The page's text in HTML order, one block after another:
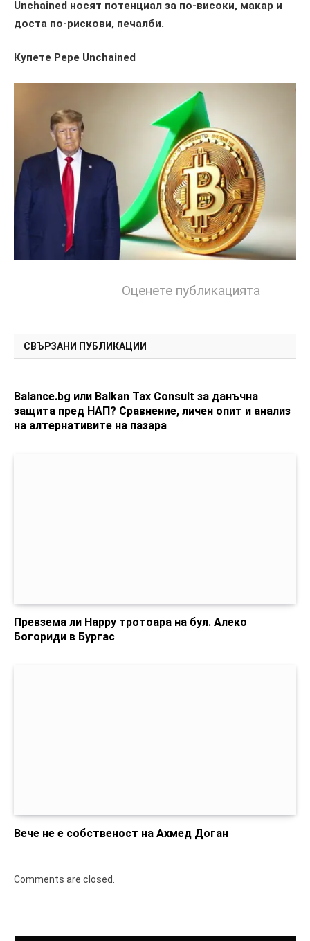
Unchained носят потенциал за по-високи, макар и
доста по-рискови, печалби.
Купете Pepe Unchained
Оценете публикацията
СВЪРЗАНИ ПУБЛИКАЦИИ
Balance.bg или Balkan Tax Consult за данъчна
защита пред НАП? Сравнение, личен опит и анализ
на алтернативите на пазара
Превзема ли Happy тротоара на бул. Алеко
Богориди в Бургас
Вече не е собственост на Ахмед Доган
Comments are closed.